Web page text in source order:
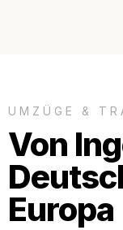
UMZÜGE &
Von
Europa